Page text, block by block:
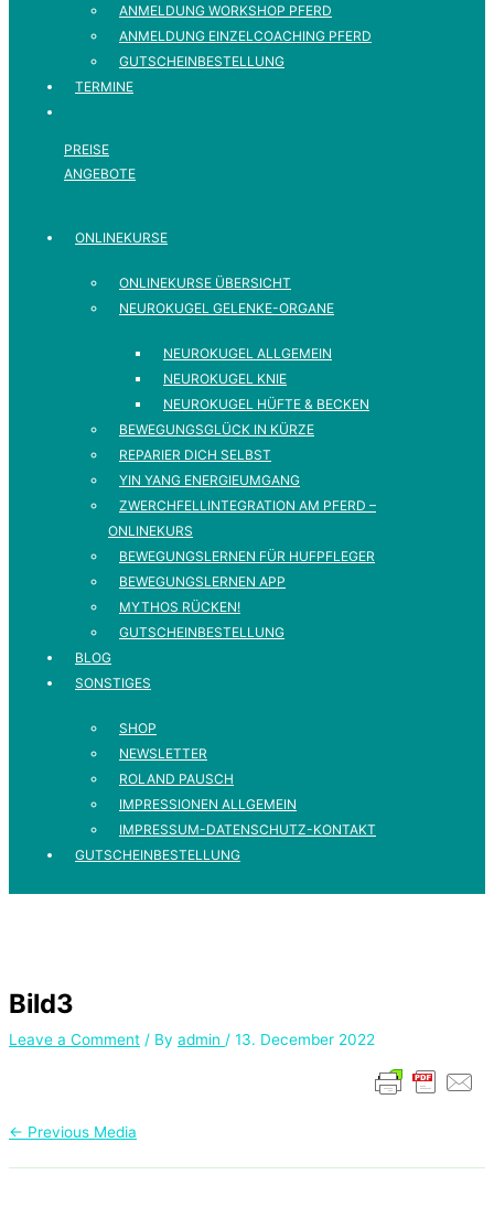
ANMELDUNG WORKSHOP PFERD
ANMELDUNG EINZELCOACHING PFERD
GUTSCHEINBESTELLUNG
TERMINE
PREISE
ANGEBOTE
ONLINEKURSE
ONLINEKURSE ÜBERSICHT
NEUROKUGEL GELENKE-ORGANE
NEUROKUGEL ALLGEMEIN
NEUROKUGEL KNIE
NEUROKUGEL HÜFTE & BECKEN
BEWEGUNGSGLÜCK IN KÜRZE
REPARIER DICH SELBST
YIN YANG ENERGIEUMGANG
ZWERCHFELLINTEGRATION AM PFERD –
ONLINEKURS
BEWEGUNGSLERNEN FÜR HUFPFLEGER
BEWEGUNGSLERNEN APP
MYTHOS RÜCKEN!
GUTSCHEINBESTELLUNG
BLOG
SONSTIGES
SHOP
NEWSLETTER
ROLAND PAUSCH
IMPRESSIONEN ALLGEMEIN
IMPRESSUM-DATENSCHUTZ-KONTAKT
GUTSCHEINBESTELLUNG
Bild3
Leave a Comment / By admin / 13. December 2022
← Previous Media